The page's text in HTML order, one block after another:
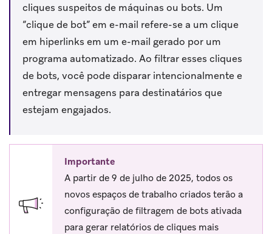
cliques suspeitos de máquinas ou bots. Um
“clique de bot” em e-mail refere-se a um clique
em hiperlinks em um e-mail gerado por um
programa automatizado. Ao filtrar esses cliques
de bots, você pode disparar intencionalmente e
entregar mensagens para destinatários que
estejam engajados.
Importante
A partir de 9 de julho de 2025, todos os
novos espaços de trabalho criados terão a
configuração de filtragem de bots ativada
para gerar relatórios de cliques mais